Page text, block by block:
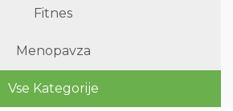
Fitnes
Menopavza
Vse Kategorije